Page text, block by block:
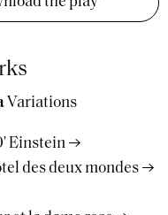
Variations
Einstein
des deux mondes